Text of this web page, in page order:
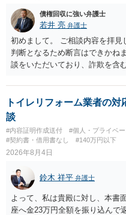
債権回収に強い弁護士
若井 亮 弁護士
初めまして。 ご相談内容を拝
判断となるため断言はできかね
談をいただいており、詐欺を含
ります。 お金を渡した方法が
であるならば、相手方の身元を
ずれにせよ、まずは速やかに最
お勧めします。
トイレリフォーム業者の
談
#内容証明作成送付 #個人・プライベー
#契約書・借用書なし
#140万円以下
2026年8月4日
鈴木 祥平 弁護士
よって、私は貴殿に対し、本書
座へ金23万円全額を振り込んで